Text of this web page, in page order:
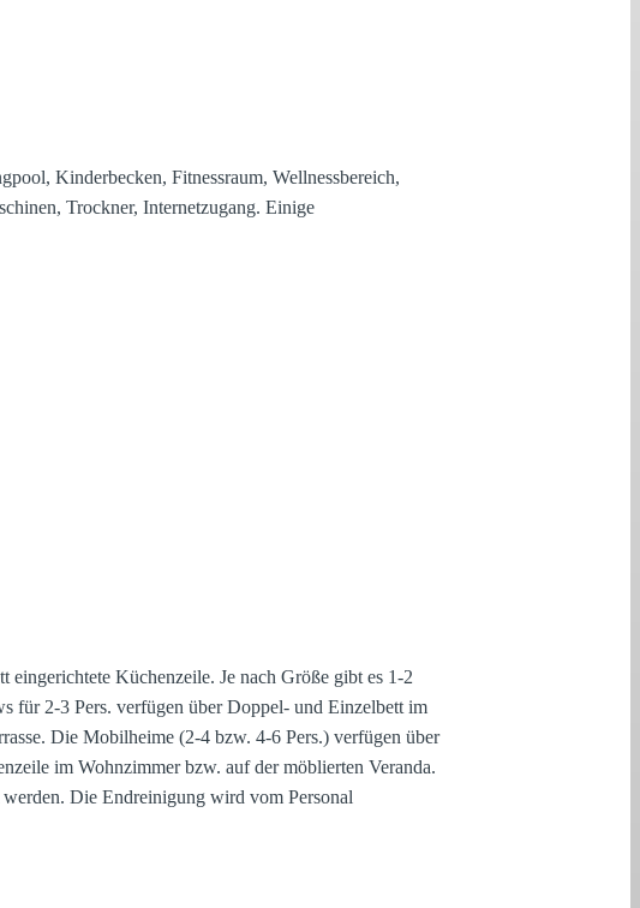
Kinderbecken, Fitnessraum, Wellnessbereich,
Trockner, Internetzugang. Einige
Küchenzeile. Je nach Größe gibt es 1-2
für 2-3 Pers. verfügen über Doppel- und Einzelbett im
Die Mobilheime (2-4 bzw. 4-6 Pers.) verfügen über
im Wohnzimmer bzw. auf der möblierten Veranda.
Die Endreinigung wird vom Personal